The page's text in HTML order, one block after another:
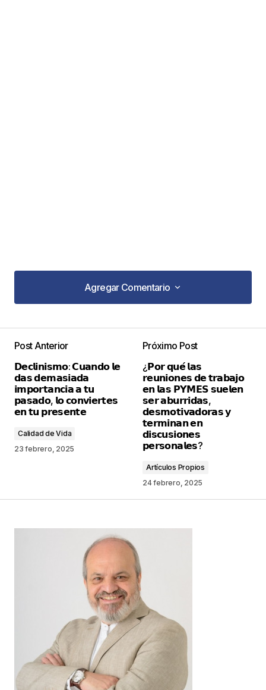
Agregar Comentario
Agregar Comentario
publicada. Los campos obligatorios están
marcados con
Comentario*
Guarda mi nombre, correo electrónico y web en
este navegador para la próxima vez que
comente.
Este sitio esta protegido por
reCAPTCHA y laPolítica de
privacidad
y losTérminos del servicio
de Google se aplican.
Post Anterior
𝗗𝗲𝗰𝗹𝗶𝗻𝗶𝘀𝗺𝗼: 𝗖𝘂𝗮𝗻𝗱𝗼 𝗹𝗲
𝗱𝗮𝘀 𝗱𝗲𝗺𝗮𝘀𝗶𝗮𝗱𝗮
𝗶𝗺𝗽𝗼𝗿𝘁𝗮𝗻𝗰𝗶𝗮 𝗮 𝘁𝘂
𝗽𝗮𝘀𝗮𝗱𝗼, 𝗹𝗼 𝗰𝗼𝗻𝘃𝗶𝗲𝗿𝘁𝗲𝘀
𝗲𝗻 𝘁𝘂 𝗽𝗿𝗲𝘀𝗲𝗻𝘁𝗲
Calidad de Vida
23 febrero, 2025
Próximo Post
¿𝗣𝗼𝗿 𝗾𝘂𝗲́ 𝗹𝗮𝘀
𝗿𝗲𝘂𝗻𝗶𝗼𝗻𝗲𝘀 𝗱𝗲 𝘁𝗿𝗮𝗯𝗮𝗷𝗼
𝗲𝗻 𝗹𝗮𝘀 𝗣𝗬𝗠𝗘𝗦 𝘀𝘂𝗲𝗹𝗲𝗻
𝘀𝗲𝗿 𝗮𝗯𝘂𝗿𝗿𝗶𝗱𝗮𝘀,
𝗱𝗲𝘀𝗺𝗼𝘁𝗶𝘃𝗮𝗱𝗼𝗿𝗮𝘀 𝘆
𝘁𝗲𝗿𝗺𝗶𝗻𝗮𝗻 𝗲𝗻
𝗱𝗶𝘀𝗰𝘂𝘀𝗶𝗼𝗻𝗲𝘀
𝗽𝗲𝗿𝘀𝗼𝗻𝗮𝗹𝗲𝘀?
Artículos Propios
24 febrero, 2025